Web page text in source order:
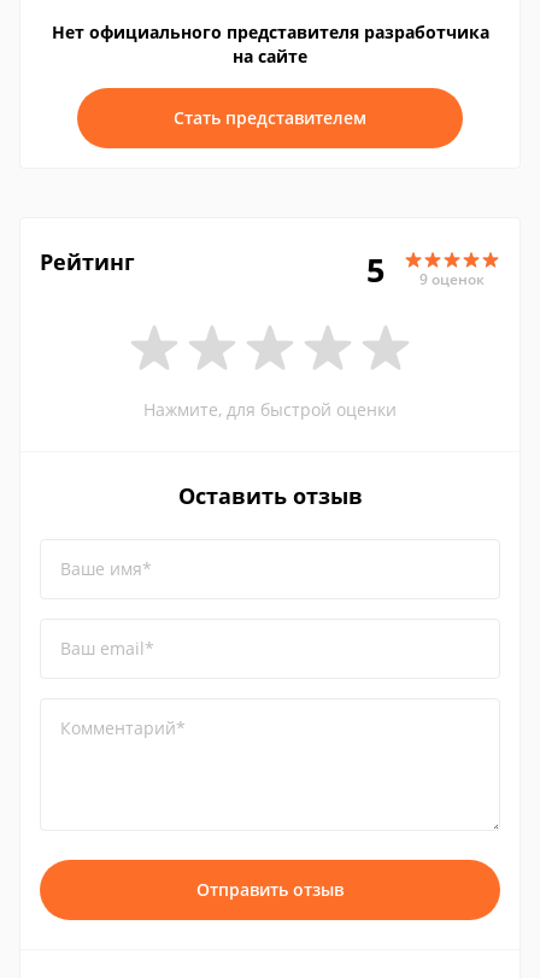
Нет официального представителя разработчика
на сайте
Стать представителем
Рейтинг 5 9 оценок
Нажмите, для быстрой оценки
Оставить отзыв
Ваше имя*
Ваш email*
Комментарий*
Отправить отзыв